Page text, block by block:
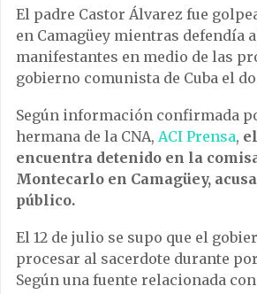
El padre Castor Álvarez fue
en Camagüey mientras defendía
manifestantes en medio de las
gobierno comunista de Cuba el
Según información confirmada
hermana de la CNA, ACI Prensa,
encuentra detenido en la
Montecarlo en Camagüey,
público.
El 12 de julio se supo que el
procesar al sacerdote durante
Según una fuente relacionada